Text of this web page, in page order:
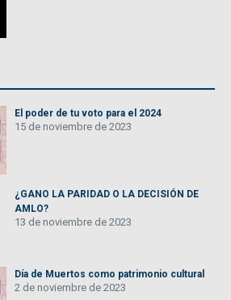
El poder de tu voto para el 2024
15 de noviembre de 2023
¿GANO LA PARIDAD O LA DECISIÓN DE
AMLO?
13 de noviembre de 2023
Día de Muertos como patrimonio cultural
2 de noviembre de 2023